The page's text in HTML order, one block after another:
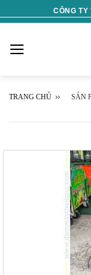
to
CÔNG TY
TRANG CHỦ
SẢN